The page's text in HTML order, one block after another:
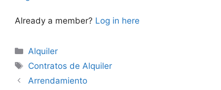
Already a member? Log in here
Categories
Alquiler
Tags
Contratos de Alquiler
Arrendamiento